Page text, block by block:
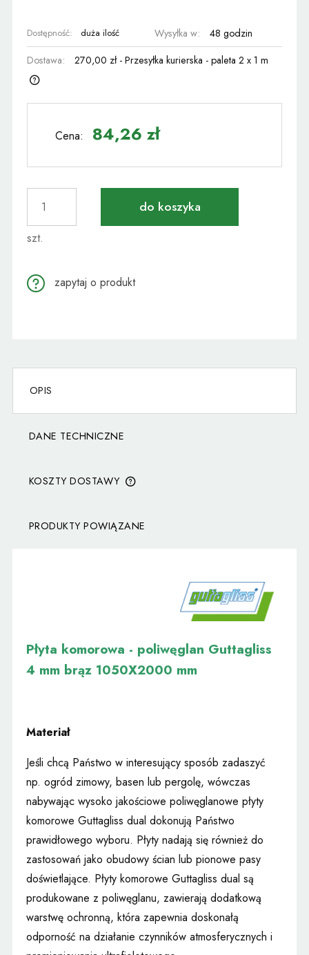
Dostępność: duża ilość Wysyłka w:
48 godzin
Dostawa:
270,00 zł - Przesyłka kurierska - paleta 2 x 1 m
Cena: 84,26 zł
szt.
do koszyka
zapytaj o produkt
OPIS
DANE TECHNICZNE
KOSZTY DOSTAWY
CENA NIE ZAWIERA EWENTUALNYCH KOSZTÓW
PRODUKTY POWIĄZANE
Płyta komorowa - poliwęglan Guttagliss
4 mm brąz 1050X2000 mm
Materiał
Jeśli chcą Państwo w interesujący sposób zadaszyć
np. ogród zimowy, basen lub pergolę, wówczas
nabywając wysoko jakościowe poliwęglanowe płyty
komorowe Guttagliss dual dokonują Państwo
prawidłowego wyboru. Płyty nadają się również do
zastosowań jako obudowy ścian lub pionowe pasy
doświetlające. Płyty komorowe Guttagliss dual są
produkowane z poliwęglanu, zawierają dodatkową
warstwę ochronną, która zapewnia doskonałą
odporność na działanie czynników atmosferycznych i